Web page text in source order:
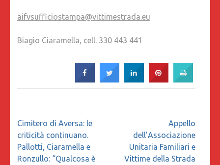
aifvsufficiostampa@vittimestrada.eu
Biagio Ciaramella, cell. 330 443 441
Navigazione
articoli
Cimitero di Aversa: le
criticità continuano.
Pallotti, Ciaramella e
Ronzullo: “Qualcosa è
Appello
dell’Associazione
Unitaria Familiari e
Vittime della Strada